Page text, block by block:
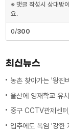
※ 댓글 작성시 상대방
요.
0/300
최신뉴스
농촌 찾아가는 '왕진
울산에 영재학교 유
중구 CCTV관제센
입추에도 폭염 '강